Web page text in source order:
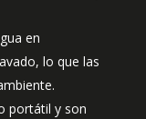
en
lo que las
portátil y son